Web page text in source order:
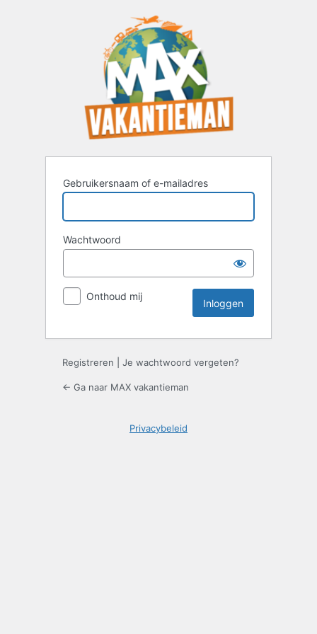
Gebruikersnaam of e-mailadres
Wachtwoord
Onthoud mij
Registreren Je wachtwoord vergeten?
← Ga naar MAX vakantieman
Privacybeleid